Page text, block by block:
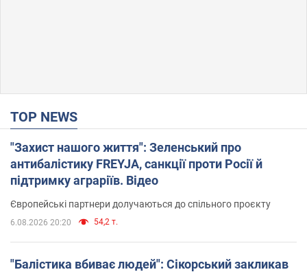
TOP NEWS
"Захист нашого життя": Зеленський про
антибалістику FREYJA, санкції проти Росії й
підтримку аграріїв. Відео
Європейські партнери долучаються до спільного проєкту
6.08.2026 20:20 54,2 т.
"Балістика вбиває людей": Сікорський закликав